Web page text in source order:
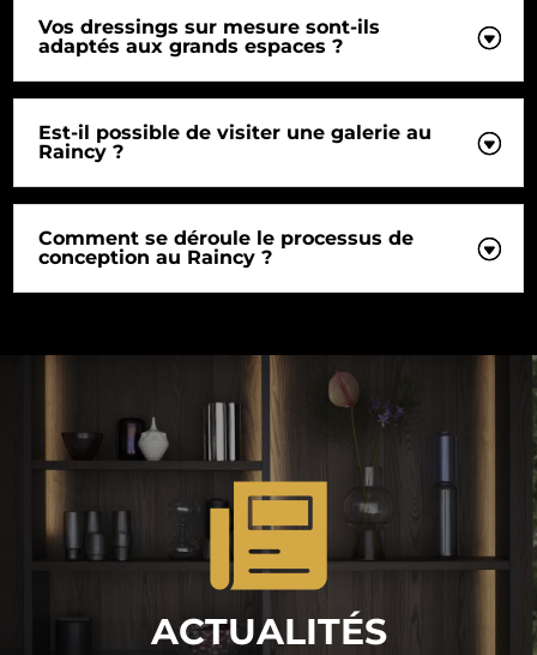
Vos dressings sur mesure sont-ils
adaptés aux grands espaces ?
Est-il possible de visiter une galerie au
Raincy ?
Comment se déroule le processus de
conception au Raincy ?
ACTUALITÉS